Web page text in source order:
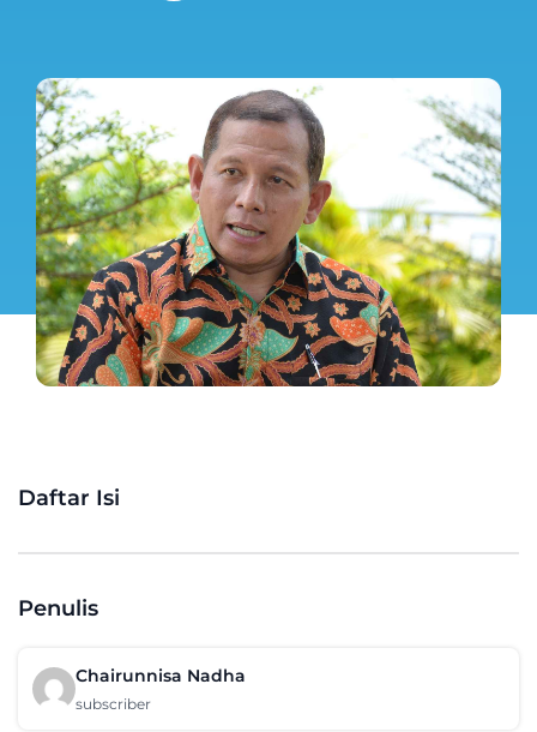
Daftar Isi
Penulis
Chairunnisa Nadha
subscriber